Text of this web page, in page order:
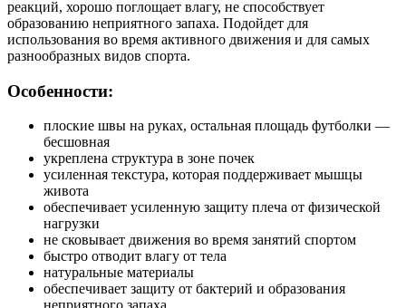
реакций, хорошо поглощает влагу, не способствует
образованию неприятного запаха. Подойдет для
использования во время активного движения и для самых
разнообразных видов спорта.
Особенности:
плоские швы на руках, остальная площадь футболки —
бесшовная
укреплена структура в зоне почек
усиленная текстура, которая поддерживает мышцы
живота
обеспечивает усиленную защиту плеча от физической
нагрузки
не сковывает движения во время занятий спортом
быстро отводит влагу от тела
натуральные материалы
обеспечивает защиту от бактерий и образования